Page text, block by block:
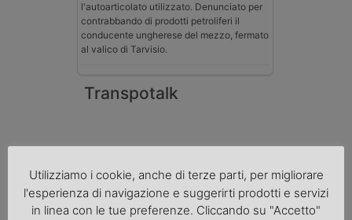
l'autoarticolato utilizzato. Denunciato per
contrabbando di prodotti petroliferi il
conducente ungherese del mezzo, fermato
al valico di Tarvisio.
Transpotalk
Utilizziamo i cookie, anche di terze parti, per migliorare
l'esperienza di navigazione e suggerirti prodotti e servizi
in linea con le tue preferenze. Cliccando su "Accetto"